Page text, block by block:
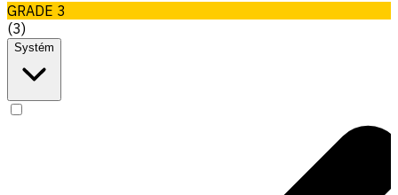
GRADE 3
(3)
Systém